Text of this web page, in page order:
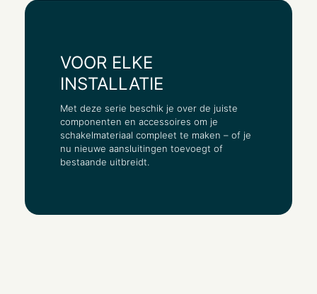
VOOR ELKE
INSTALLATIE
Met deze serie beschik je over de juiste
componenten en accessoires om je
schakelmateriaal compleet te maken – of je
nu nieuwe aansluitingen toevoegt of
bestaande uitbreidt.